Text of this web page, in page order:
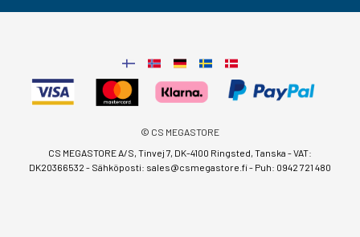
© CS MEGASTORE
CS MEGASTORE A/S, Tinvej 7, DK-4100 Ringsted, Tanska - VAT:
DK20366532 - Sähköposti: sales@csmegastore.fi- Puh: 0942 721 480